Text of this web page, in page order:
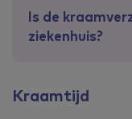
Is de
ziekenhuis?
Kraamtijd